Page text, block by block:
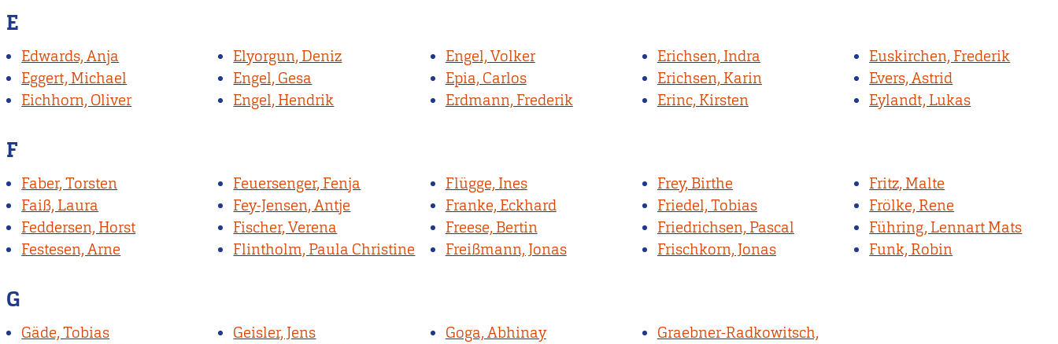
E
Edwards, Anja
Eggert, Michael
Eichhorn, Oliver
Elyorgun, Deniz
Engel, Gesa
Engel, Hendrik
Engel, Volker
Epia, Carlos
Erdmann, Frederik
Erichsen, Indra
Erichsen, Karin
Erinc, Kirsten
Euskirchen, Frederik
Evers, Astrid
Eylandt, Lukas
F
Faber, Torsten
Faiß, Laura
Feddersen, Horst
Festesen, Arne
Feuersenger, Fenja
Fey-Jensen, Antje
Fischer, Verena
Flintholm, Paula Christine
Flügge, Ines
Franke, Eckhard
Freese, Bertin
Freißmann, Jonas
Frey, Birthe
Friedel, Tobias
Friedrichsen, Pascal
Frischkorn, Jonas
Fritz, Malte
Frölke, Rene
Führing, Lennart Mats
Funk, Robin
G
Gäde, Tobias
Geisler, Jens
Goga, Abhinay
Graebner-Radkowitsch,